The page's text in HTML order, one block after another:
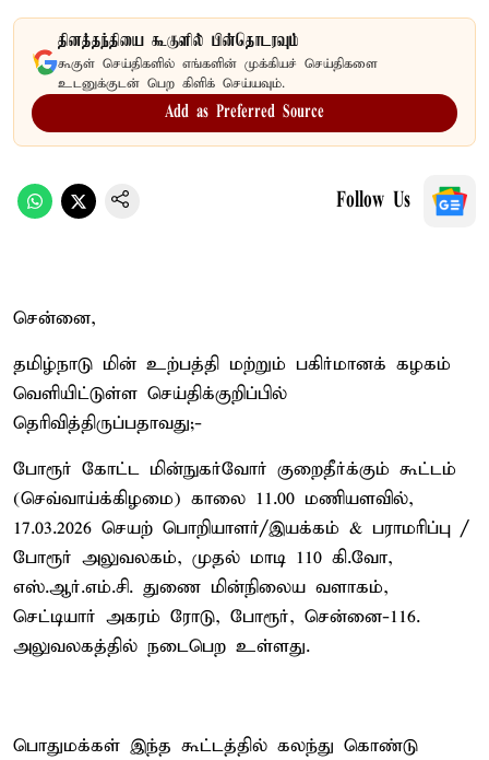
தினத்தந்தியை கூகுளில் பின்தொடரவும்
கூகுள் செய்திகளில் எங்களின் முக்கியச் செய்திகளை
உடனுக்குடன் பெற கிளிக் செய்யவும்.
Add as Preferred Source
Follow Us
சென்னை,
தமிழ்நாடு மின் உற்பத்தி மற்றும் பகிர்மானக் கழகம்
வெளியிட்டுள்ள செய்திக்குறிப்பில்
தெரிவித்திருப்பதாவது;-
போரூர் கோட்ட மின்நுகர்வோர் குறைதீர்க்கும் கூட்டம்
(செவ்வாய்க்கிழமை) காலை 11.00 மணியளவில்,
17.03.2026 செயற் பொறியாளர்/இயக்கம் & பராமரிப்பு /
போரூர் அலுவலகம், முதல் மாடி 110 கி.வோ,
எஸ்.ஆர்.எம்.சி. துணை மின்நிலைய வளாகம்,
செட்டியார் அகரம் ரோடு, போரூர், சென்னை-116.
அலுவலகத்தில் நடைபெற உள்ளது.
பொதுமக்கள் இந்த கூட்டத்தில் கலந்து கொண்டு